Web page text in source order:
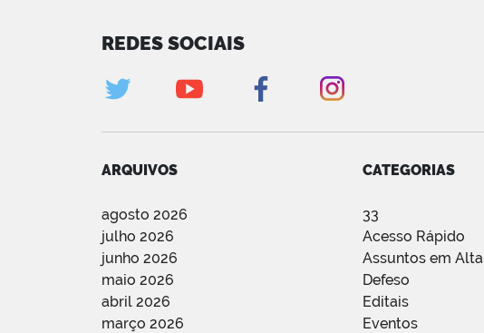
REDES SOCIAIS
ARQUIVOS
agosto 2026
julho 2026
junho 2026
maio 2026
abril 2026
março 2026
CATEGORIAS
33
Acesso Rápido
Assuntos em Alta
Defeso
Editais
Eventos